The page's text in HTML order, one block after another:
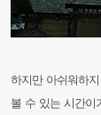
하지만 아쉬워하
볼 수 있는 시간이